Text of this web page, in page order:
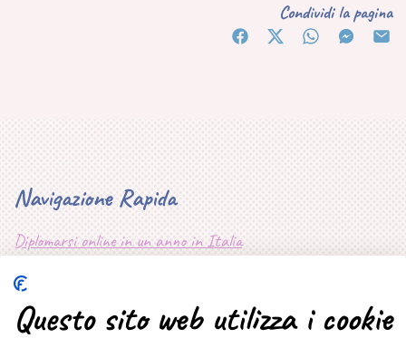
Condividi la pagina
Navigazione Rapida
Diplomarsi online in un anno in Italia
Mappa Sito
Privacy Policy
Questo sito web utilizza i cookie